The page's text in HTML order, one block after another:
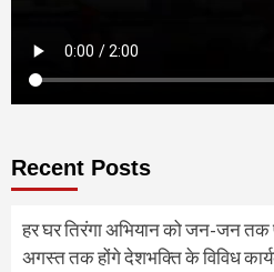
Recent Posts
हर घर तिरंगा अभियान को जन-जन
अगस्त तक होंगे देशभक्ति के विविध